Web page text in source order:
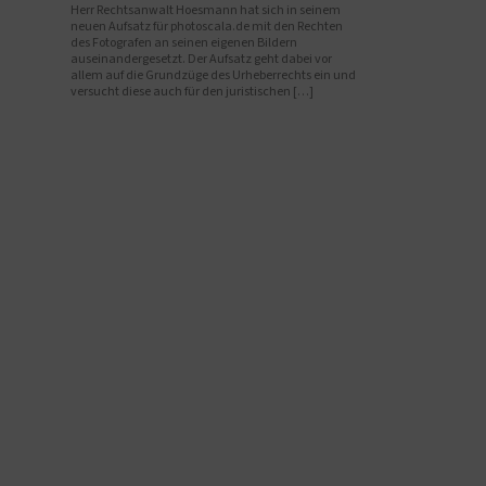
Herr Rechtsanwalt Hoesmann hat sich in seinem
neuen Aufsatz für photoscala.de mit den Rechten
des Fotografen an seinen eigenen Bildern
auseinandergesetzt. Der Aufsatz geht dabei vor
allem auf die Grundzüge des Urheberrechts ein und
versucht diese auch für den juristischen […]